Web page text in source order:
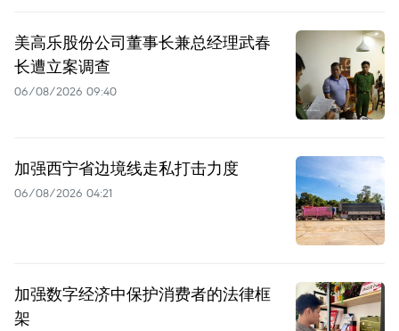
美高乐股份公司董事长兼总经理武春
长遭立案调查
06/08/2026 09:40
加强西宁省边境线走私打击力度
06/08/2026 04:21
加强数字经济中保护消费者的法律框
架